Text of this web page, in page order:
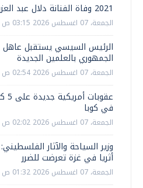
2021 وفاة الفنانة دلال عبد العزيز
الجمعة، 07 اغسطس 2026 03:15 ص
الرئيس السيسي يستقبل عاهل
الجمهوري بالعلمين الجديدة
الجمعة، 07 اغسطس 2026 02:54 ص
في كوبا
الجمعة، 07 اغسطس 2026 02:02 ص
أثريا في غزة تعرضت للضرر
الجمعة، 07 اغسطس 2026 01:32 ص